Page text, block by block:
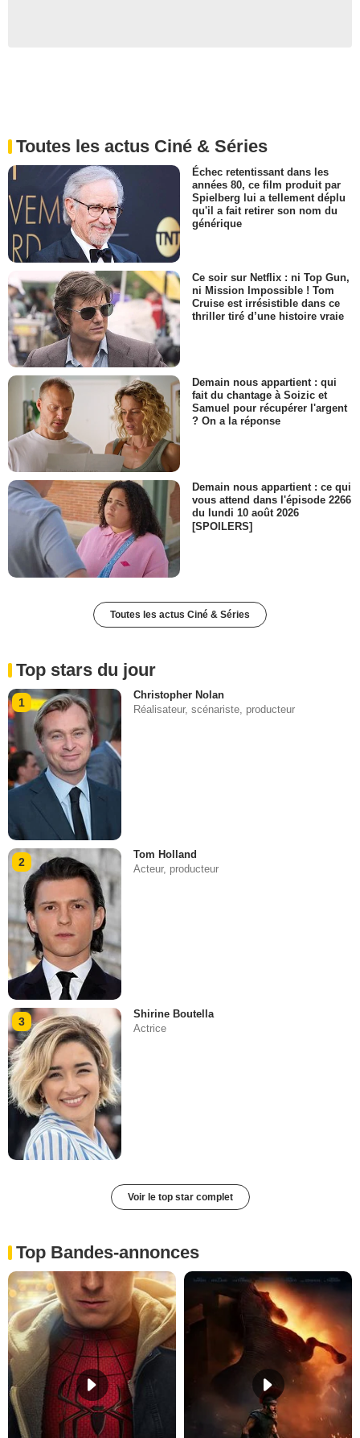
Toutes les actus Ciné & Séries
Échec retentissant dans les
années 80, ce film produit par
Spielberg lui a tellement déplu
qu'il a fait retirer son nom du
générique
Ce soir sur Netflix : ni Top Gun,
ni Mission Impossible ! Tom
Cruise est irrésistible dans ce
thriller tiré d’une histoire vraie
Demain nous appartient : qui
fait du chantage à Soizic et
Samuel pour récupérer l'argent
? On a la réponse
Demain nous appartient : ce qui
vous attend dans l'épisode 2266
du lundi 10 août 2026
[SPOILERS]
Toutes les actus Ciné & Séries
Top stars du jour
1
Christopher Nolan
Réalisateur, scénariste, producteur
2
Tom Holland
Acteur, producteur
3
Shirine Boutella
Actrice
Voir le top star complet
Top Bandes-annonces